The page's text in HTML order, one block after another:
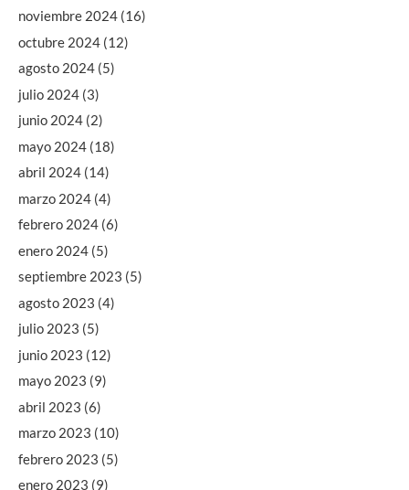
noviembre 2024 (16)
octubre 2024 (12)
agosto 2024 (5)
julio 2024 (3)
junio 2024 (2)
mayo 2024 (18)
abril 2024 (14)
marzo 2024 (4)
febrero 2024 (6)
enero 2024 (5)
septiembre 2023 (5)
agosto 2023 (4)
julio 2023 (5)
junio 2023 (12)
mayo 2023 (9)
abril 2023 (6)
marzo 2023 (10)
febrero 2023 (5)
enero 2023 (9)